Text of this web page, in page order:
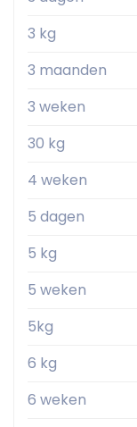
3 kg
3 maanden
3 weken
30 kg
4 weken
5 dagen
5 kg
5 weken
5kg
6 kg
6 weken